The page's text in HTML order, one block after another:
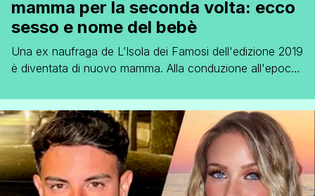
mamma per la seconda volta: ecco
sesso e nome del bebè
Una ex naufraga de L’Isola dei Famosi dell'edizione 2019
è diventata di nuovo mamma. Alla conduzione all'epoca
di X-Style Giorgia Venturini già mamma della piccola
Sole. Dopo il matrimonio con l’imprenditore Marco De
Santis, Giorgia ha dato alla luce la sua prima figlia, ma
alla nascita le cose non sono andate come sperato. [']